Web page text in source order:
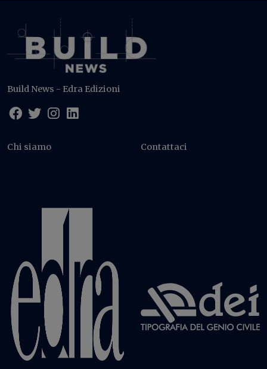
Build News - Edra Edizioni
Chi siamo Contattaci